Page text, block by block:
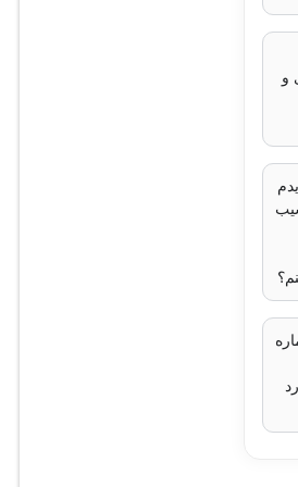
پشتیبانی از IPv4 و
و